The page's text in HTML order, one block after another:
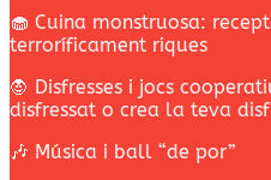
🧁 Cuina monstruosa:
terroríficament riques
🧛 Disfresses i jocs
disfressat o crea la teva
🎶 Música i ball “de por”